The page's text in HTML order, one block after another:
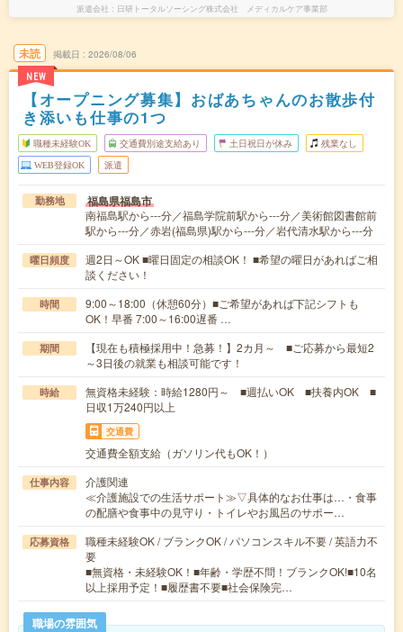
派遣会社 日研トータルソーシング株式会社 メディカルケア事業部
未読
NEW
掲載日 2026/08/06
【オープニング募集】おばあちゃんのお散歩付
き添いも仕事の1つ
職種未経験OK 交通費別途支給あり 土日祝日が休み 残業なし
WEB登録OK 派遣
勤務地 福島県福島市
南福島駅から---分／福島学院前駅から---分／美術館図書館前
駅から---分／赤岩(福島県)駅から---分／岩代清水駅から---分
曜日頻度
週2日～OK ■曜日固定の相談OK！ ■希望の曜日があればご相
談ください！
時間
9:00～18:00（休憩60分）■ご希望があれば下記シフトも
OK！早番 7:00～16:00遅番 …
期間
【現在も積極採用中！急募！】2カ月～ ■ご応募から最短2
～3日後の就業も相談可能です！
時給
無資格未経験：時給1280円～ ■週払いOK ■扶養内OK ■
日収1万240円以上
交通費
交通費全額支給（ガソリン代もOK！）
仕事内容
介護関連
≪介護施設での生活サポート≫▽具体的なお仕事は…・食事
の配膳や食事中の見守り・トイレやお風呂のサポー…
応募資格
職種未経験OK / ブランクOK / パソコンスキル不要 / 英語力不
要
■無資格・未経験OK！■年齢・学歴不問！ブランクOK!■10名
以上採用予定！■履歴書不要■社会保険完…
職場の雰囲気